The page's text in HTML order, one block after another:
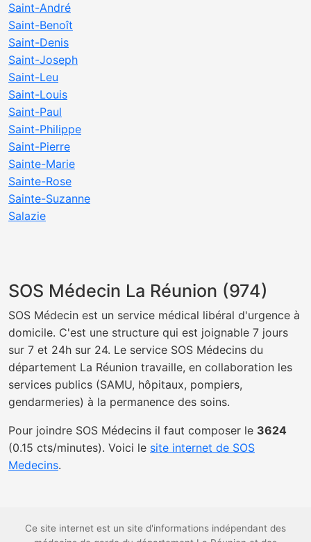
Saint-André
Saint-Benoît
Saint-Denis
Saint-Joseph
Saint-Leu
Saint-Louis
Saint-Paul
Saint-Philippe
Saint-Pierre
Sainte-Marie
Sainte-Rose
Sainte-Suzanne
Salazie
SOS Médecin La Réunion (974)
SOS Médecin est un service médical libéral d'urgence à
domicile. C'est une structure qui est joignable 7 jours
sur 7 et 24h sur 24. Le service SOS Médecins du
département La Réunion travaille, en collaboration les
services publics (SAMU, hôpitaux, pompiers,
gendarmeries) à la permanence des soins.
Pour joindre SOS Médecins il faut composer le 3624
(0.15 cts/minutes). Voici le site internet de SOS
Medecins.
Ce site internet est un site d'informations indépendant des